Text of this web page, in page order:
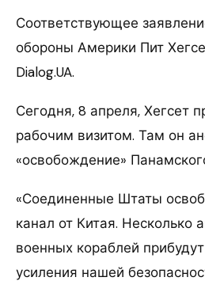
Соответствующее
обороны Америки Пит
Dialog.UA.
Сегодня, 8 апреля, Хегсет
рабочим визитом. Там он
«освобождение»
«Соединенные Штаты
канал от Китая. Несколько
военных кораблей
усиления нашей